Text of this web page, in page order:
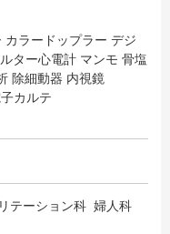
ラードップラー デジ
ター心電計 マンモ 骨塩
除細動器 内視鏡
カルテ
テーション科 婦人科